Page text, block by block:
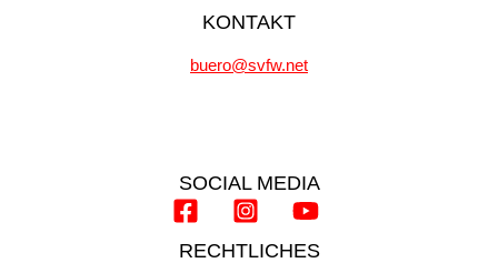
KONTAKT
buero@svfw.net
SOCIAL MEDIA
RECHTLICHES